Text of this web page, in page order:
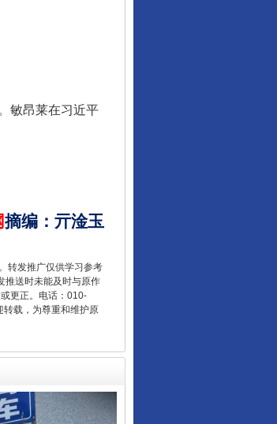
敏昂莱在习近平
摘编 ： 亓淦玉
转发推广仅供学习参考
推送时未能及时与原作
更正。电话：010-
载，为尊重和维护原
查获能处罚吗